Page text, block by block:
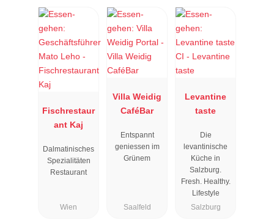
Fischrestaur
ant Kaj
Dalmatinisches
Spezialitäten
Restaurant
Wien
Villa Weidig
CaféBar
Entspannt
geniessen im
Grünem
Saalfeld
Levantine
taste
Die
levantinische
Küche in
Salzburg.
Fresh. Healthy.
Lifestyle
Salzburg